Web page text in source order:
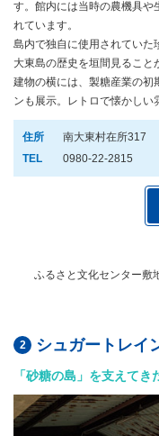
す。館内には当時の農機具や
れています。
島内で独自に使用されていた
大東島の歴史を垣間見ること
建物の横には、製糖産業の初
ンも展示。レトロで懐かしい
住所
南大東村在所317
TEL
0980-22-2815
ふるさと文化センター敷
シュガートレイ
「砂糖の島」を支えてき